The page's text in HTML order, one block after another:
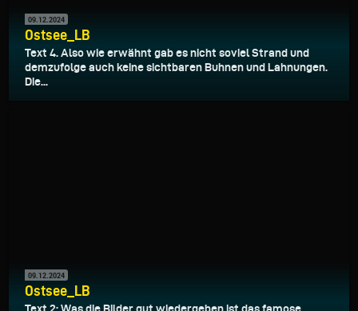
09.12.2024
Ostsee_LB
Text 4. Also wie erwähnt gab es nicht soviel Strand und
demzufolge auch keine sichtbaren Buhnen und Lahnungen.
Die...
09.12.2024
Ostsee_LB